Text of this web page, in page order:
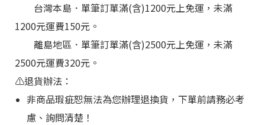
台灣本島 ． 單筆訂單滿(含)1200元上免運，未滿
1200元運費150元。
離島地區 ． 單筆訂單滿(含)2500元上免運，未滿
2500元運費320元。
⚠️退貨辦法：
非商品瑕疵恕無法為您辦理退換貨，下單前請務必考
慮、詢問清楚！